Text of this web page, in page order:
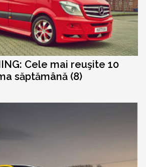
Cele mai reuşite 10
săptămână (8)